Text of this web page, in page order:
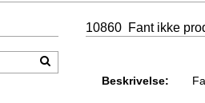
10860 Fant ikke
Beskrivelse: